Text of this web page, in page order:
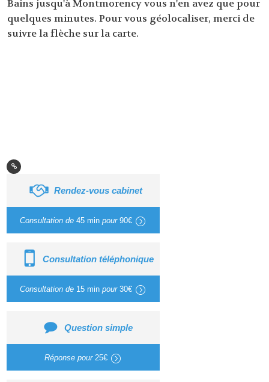
Bains jusqu'à Montmorency vous n'en avez que pour
quelques minutes. Pour vous géolocaliser, merci de
suivre la flèche sur la carte.
Rendez-vous cabinet
Consultation de45 min pour90€
Consultation téléphonique
Consultation de 15 min pour30€
Question simple
Réponse pour25€